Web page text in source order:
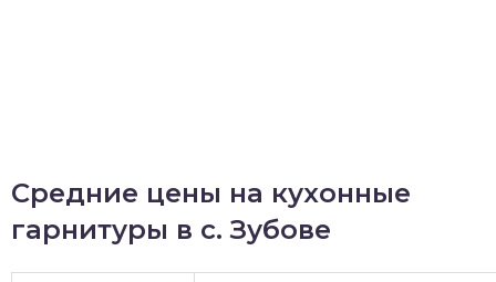
Средние цены на кухонные
гарнитуры в с. Зубове